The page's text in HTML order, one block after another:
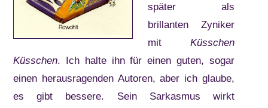
später als
brillanten Zyniker
mit Küsschen
Küsschen. Ich halte ihn für einen guten, sogar
einen herausragenden Autoren, aber ich glaube,
es gibt bessere. Sein Sarkasmus wirkt